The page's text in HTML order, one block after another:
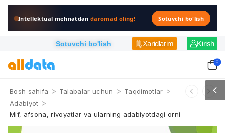
Intellektual mehnatdandaromad oling! Sotuvchi bo'lish
Sotuvchi bo'lish Xaridlarim Kirish
0
Bosh sahifa > Talabalar uchun > Taqdimotlar >
Adabiyot >
Mif, afsona, rivoyatlar va ularning adabiyotdagi orni